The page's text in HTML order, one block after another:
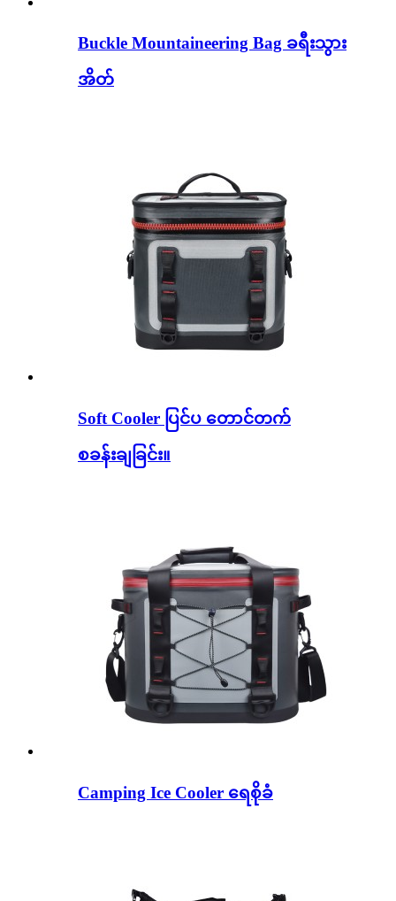
Buckle Mountaineering Bag ခရီးသွား
အိတ်
Soft Cooler ပြင်ပ တောင်တက်
စခန်းချခြင်း။
Camping Ice Cooler ရေစိုခံ